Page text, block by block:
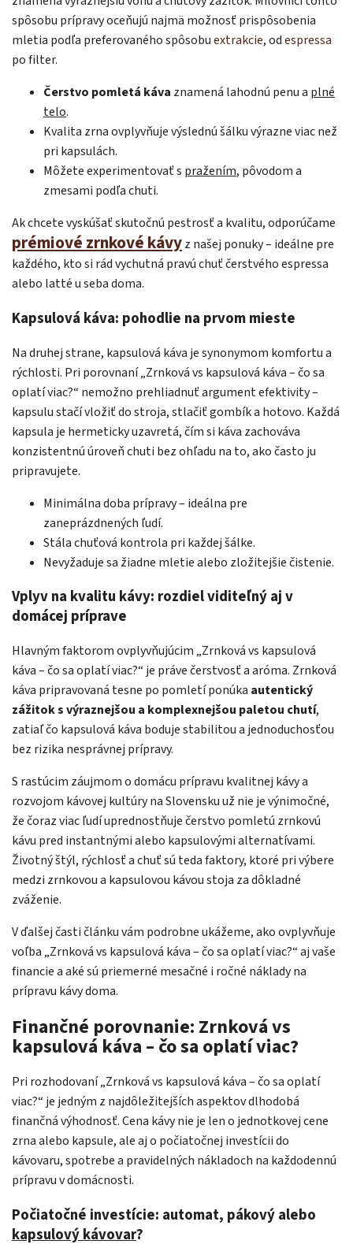
spôsobu prípravy oceňujú najmä možnosť prispôsobenia
mletia podľa preferovaného spôsobuextrakcie, odespressa
po filter.
Čerstvo pomletá káva znamená lahodnú penu a plné
telo.
Kvalita zrna ovplyvňuje výslednú šálku výrazne viac než
pri kapsulách.
Môžete experimentovať s pražením, pôvodom a
zmesami podľa chuti.
Ak chcete vyskúšať skutočnú pestrosť a kvalitu, odporúčame
prémiové zrnkové kávyz našej ponuky – ideálne pre
každého, kto si rád vychutná pravú chuť čerstvého espressa
alebo latté u seba doma.
Kapsulová káva: pohodlie na prvom mieste
Na druhej strane, kapsulová káva je synonymom komfortu a
rýchlosti. Pri porovnaní „Zrnková vs kapsulová káva – čo sa
oplatí viac?“ nemožno prehliadnuť argument efektivity –
kapsulu stačí vložiť do stroja, stlačiť gombík a hotovo. Každá
kapsula je hermeticky uzavretá, čím si káva zachováva
konzistentnú úroveň chuti bez ohľadu na to, ako často ju
pripravujete.
Minimálna doba prípravy – ideálna pre
zaneprázdnených ľudí.
Stála chuťová kontrola pri každej šálke.
Nevyžaduje sa žiadne mletie alebo zložitejšie čistenie.
Vplyv na kvalitu kávy: rozdiel viditeľný aj v
domácej príprave
Hlavným faktorom ovplyvňujúcim „Zrnková vs kapsulová
káva – čo sa oplatí viac?“ je práve čerstvosť a aróma. Zrnková
káva pripravovaná tesne po pomletí ponúka autentický
zážitok s výraznejšou a komplexnejšou paletou chutí,
zatiaľ čo kapsulová káva boduje stabilitou a jednoduchosťou
bez rizika nesprávnej prípravy.
S rastúcim záujmom o domácu prípravu kvalitnej kávy a
rozvojom kávovej kultúry na Slovensku už nie je výnimočné,
že čoraz viac ľudí uprednostňuje čerstvo pomletú zrnkovú
kávu pred instantnými alebo kapsulovými alternatívami.
Životný štýl, rýchlosť a chuť sú teda faktory, ktoré pri výbere
medzi zrnkovou a kapsulovou kávou stoja za dôkladné
zváženie.
V ďalšej časti článku vám podrobne ukážeme, ako ovplyvňuje
voľba „Zrnková vs kapsulová káva – čo sa oplatí viac?“ aj vaše
financie a aké sú priemerné mesačné i ročné náklady na
prípravu kávy doma.
Finančné porovnanie: Zrnková vs
kapsulová káva – čo sa oplatí viac?
Pri rozhodovaní „Zrnková vs kapsulová káva – čo sa oplatí
viac?“ je jedným z najdôležitejších aspektov dlhodobá
finančná výhodnosť. Cena kávy nie je len o jednotkovej cene
zrna alebo kapsule, ale aj o počiatočnej investícii do
kávovaru, spotrebe a pravidelných nákladoch na každodennú
prípravu v domácnosti.
Počiatočné investície: automat, pákový alebo
kapsulový kávovar?